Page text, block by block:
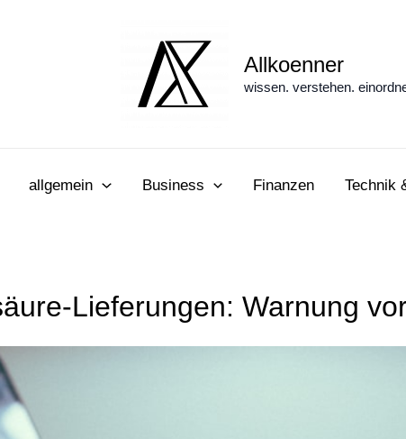
Allkoenner
wissen. verstehen.
allgemein Business Finanzen Technik
Lieferungen: Warnung